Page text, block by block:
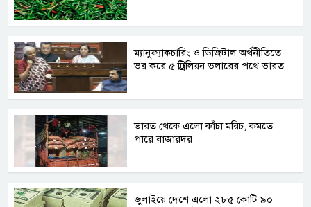
​ম্যানুফ্যাকচারিং ও ডিজিটাল অর্থনীতিতে
ভর করে ৫ ট্রিলিয়ন ডলারের পথে ভারত
ভারত থেকে এলো কাঁচা মরিচ, কমতে
পারে বাজারদর
জুলাইয়ে দেশে এলো ২৮৫ কোটি ৯০